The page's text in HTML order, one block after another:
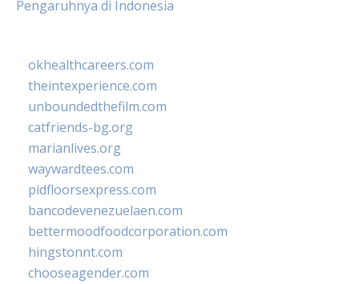
Pengaruhnya di Indonesia
okhealthcareers.com
theintexperience.com
unboundedthefilm.com
catfriends-bg.org
marianlives.org
waywardtees.com
pidfloorsexpress.com
bancodevenezuelaen.com
bettermoodfoodcorporation.com
hingstonnt.com
chooseagender.com